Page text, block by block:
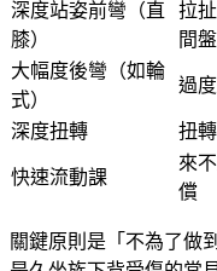
深度站姿前彎（直
膝）
拉
間盤
大幅度後彎（如輪
式）
過
深度扭轉 扭
快速流動課
來
償
關鍵原則是「 不為了做